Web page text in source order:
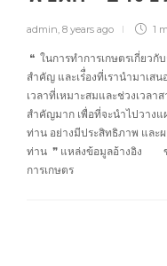
admin, 8 years ago 1
❝ ในการทำการเกษตรเกี่ยว
สำคัญ และเร่ื่องที่เรานำมาเส
เวลาที่เหมาะสมและช่วงเวล
สำคัญมาก เพื่อที่จะนำไปวาง
ท่าน อย่างมีประสิทธิภาพ และ
ท่าน ❞ แหล่งข้อมูลอ้างอิง ข
การเกษตร